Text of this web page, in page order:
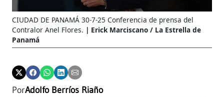
CIUDAD DE PANAMÁ 30-7-25 Conferencia de prensa del
Contralor Anel Flores.
Erick Marciscano / La Estrella de
Panamá
PorAdolfo Berríos Riaño